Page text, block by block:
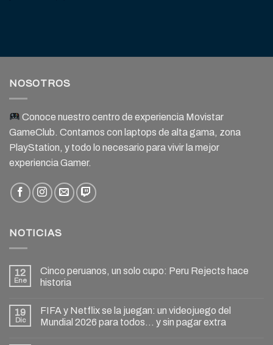
NOSOTROS
Conoce nuestro centro de experiencia Movistar
GameClub. Contamos con laptops de alta gama, zona
PlayStation, y todo lo necesario para vivir la mejor
experiencia Gamer.
NOTICIAS
12
Ene
Cinco peruanos, un solo cupo: Peru Rejects hace
historia
19
Dic
FIFA y Netflix se la juegan: un videojuego del
Mundial 2026 para todos… y sin pagar extra